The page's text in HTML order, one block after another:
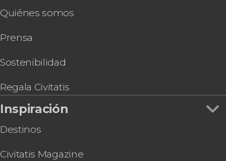
Quiénes somos
Prensa
Sostenibilidad
Regala Civitatis
Inspiración
Destinos
Civitatis Magazine